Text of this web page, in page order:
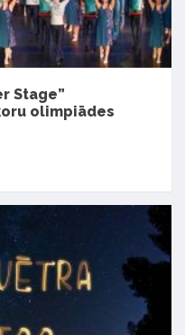
Stage”
olimpiādes